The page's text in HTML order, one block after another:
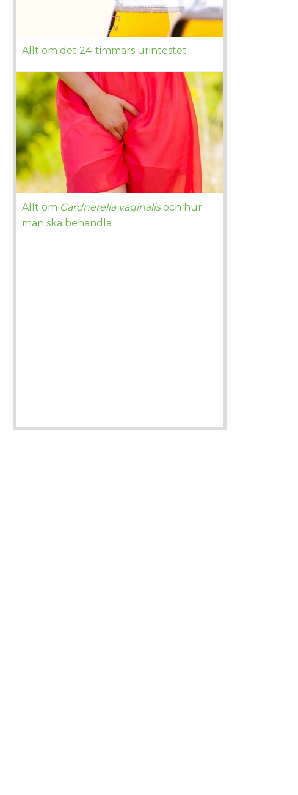
Allt om det 24-timmars urintestet
Allt om Gardnerella vaginalisoch hur
man ska behandla